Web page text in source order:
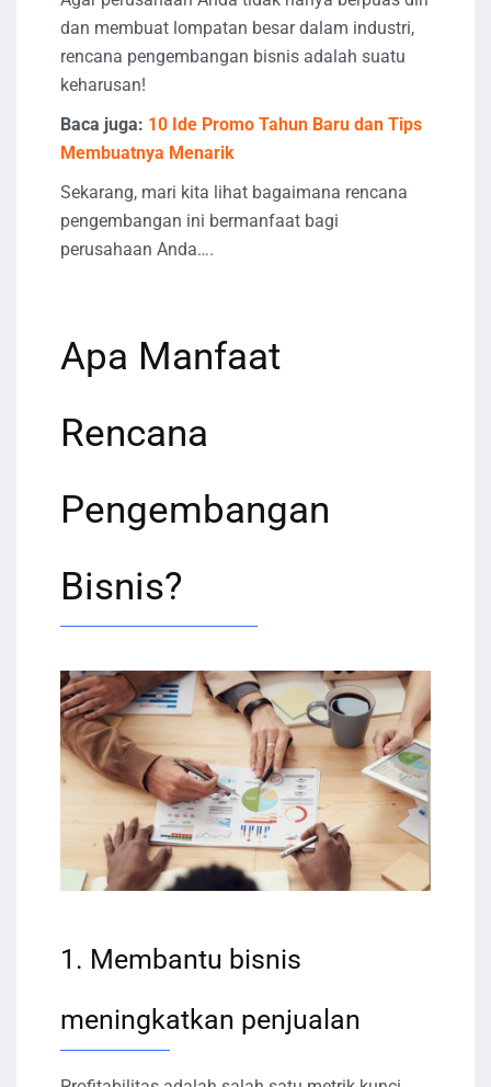
dan membuat lompatan besar dalam industri,
rencana pengembangan bisnis adalah suatu
keharusan!
Baca juga: 10 Ide Promo Tahun Baru dan Tips
Membuatnya Menarik
Sekarang, mari kita lihat bagaimana rencana
pengembangan ini bermanfaat bagi
perusahaan Anda….
Apa Manfaat
Rencana
Pengembangan
Bisnis?
1. Membantu bisnis
meningkatkan penjualan